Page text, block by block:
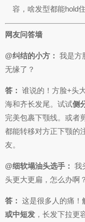
容，啥发型都能hold住
网友问答墙
@纠结的小方： 我是方
无缘了？
答： 谁说的！方脸+头
海和齐长发尾。试试侧
完美包裹下颚线。或者
都能转移对方正下颚的
友。
@细软塌油头选手： 我
头更大更扁，怎么办啊？
答： 这是很多人的痛！
或中短发 ，长发下拉更